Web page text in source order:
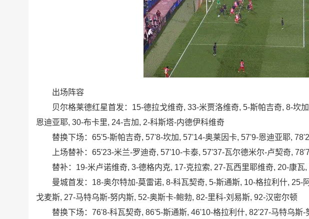
出场阵容
贝尔格莱德红星首发：15-德拉戈维奇, 33-米贾洛维奇, 5-斯帕吉奇, 8-坎加
恩迪亚耶, 30-布卡里, 24-吉加, 2-科斯塔-内德伊科维奇
替换下场：65'5-斯帕吉奇, 57'8-坎加, 57'14-奥莱因卡, 57'9-恩迪亚耶,
上场替补：65'23-米兰-罗迪奇, 57'10-卡泰, 57'37-瓦尔德米尔-卢契奇,
替补：19-米卢诺维奇, 3-德格内克, 17-克拉索, 27-瓦西里耶维奇, 20-康瓦,
曼城首发：18-奥尔特加-莫雷诺, 8-科瓦契奇, 5-斯通斯, 10-格拉利什, 25-
戈麦斯, 27-马特乌斯-努内斯, 52-奥斯卡-鲍勃, 82-里科-刘易斯, 92-汉密尔顿
替换下场：76'8-科瓦契奇, 86'5-斯通斯, 46'10-格拉利什, 82'27-马特乌斯-